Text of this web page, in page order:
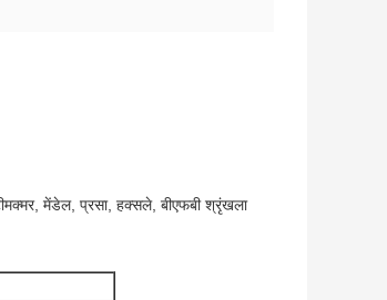
मेंडेल, प्रसा, हक्सले, बीएफबी श्रृंखला